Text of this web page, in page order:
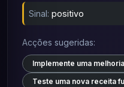
Sinal: positivo
Acções sugeridas:
Implemente uma
Teste uma nova receita